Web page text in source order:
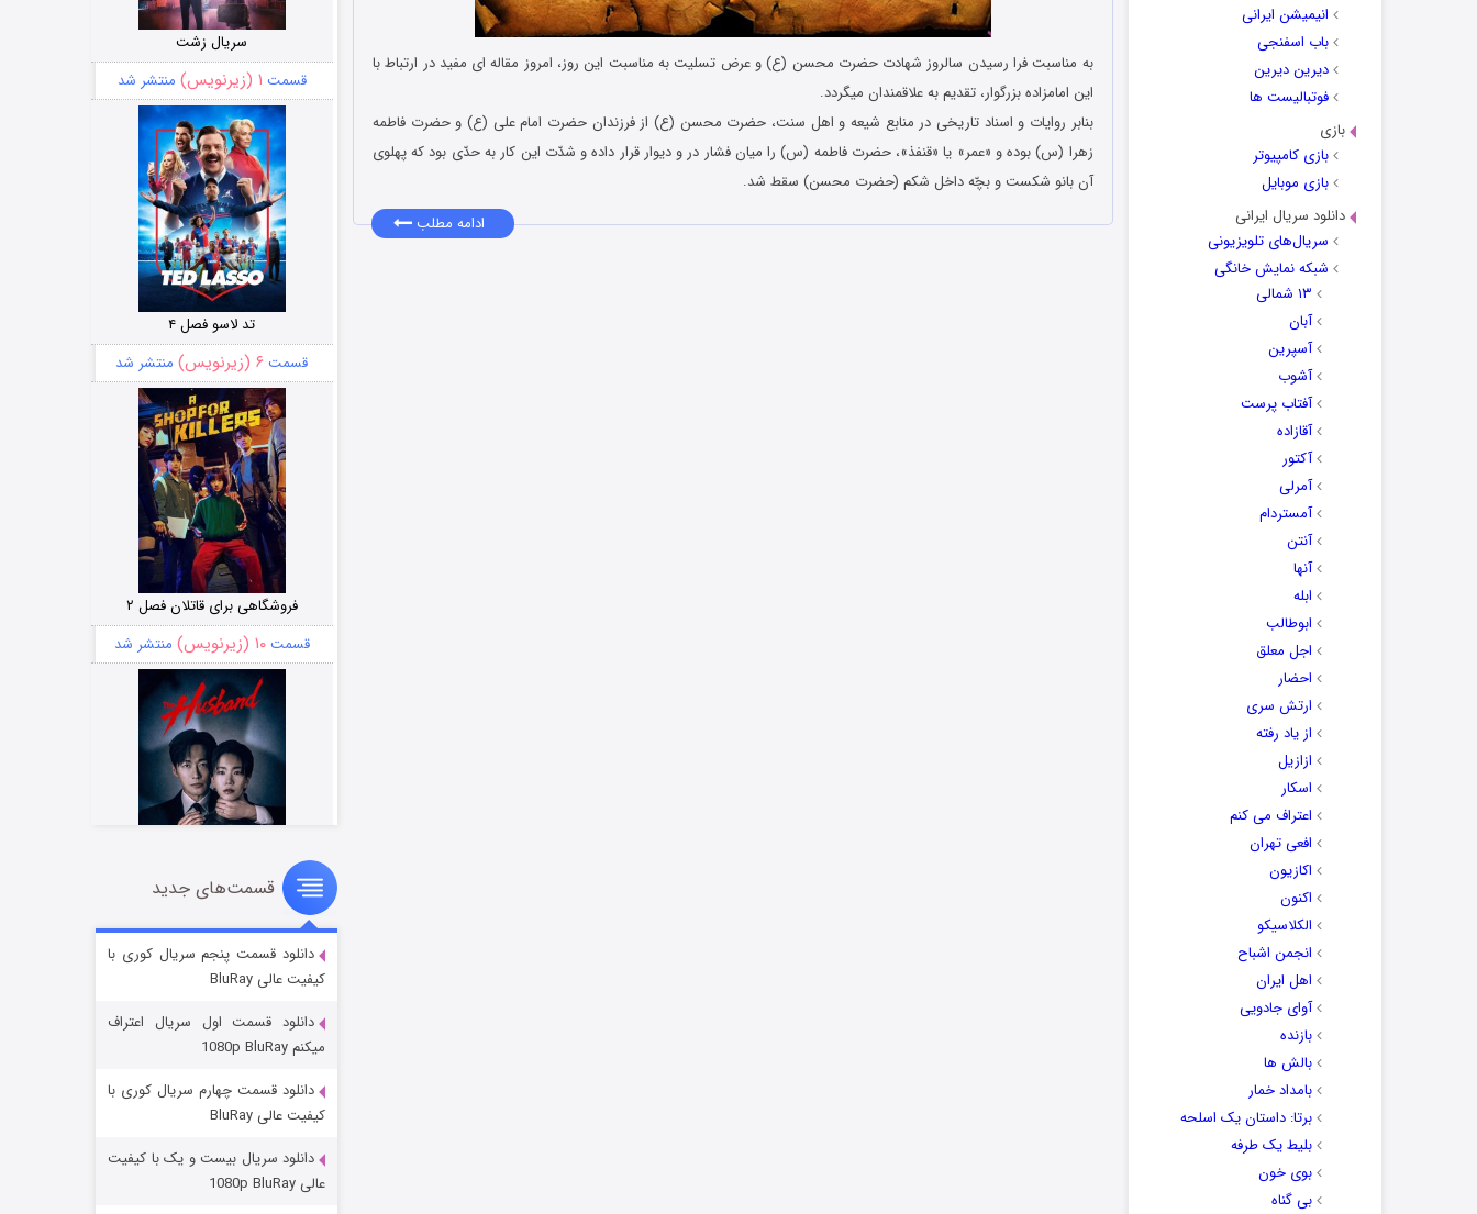
انیمیشن ایرانی
باب اسفنجی
دیرین دیرین
فوتبالیست ها
بازی
بازی کامپیوتر
بازی موبایل
دانلود سریال ایرانی
سریال‌های تلویزیونی
شبکه نمایش خانگی
۱۳ شمالی
آبان
آسپرین
آشوب
آفتاب پرست
آقازاده
آکتور
آمرلی
آمستردام
آنتن
آنها
ابله
ابوطالب
اجل معلق
احضار
ارتش سری
از یاد رفته
ازازیل
اسکار
اعتراف می کنم
افعی تهران
اکازیون
اکنون
الکلاسیکو
انجمن اشباح
اهل ایران
آوای جادویی
بازنده
بالش ها
بامداد خمار
برتا: داستان یک اسلحه
بلیط یک‌‌ طرفه
بوی خون
بی گناه
به مناسبت فرا رسیدن سالروز شهادت حضرت محسن (ع) و عرض تسلیت به مناسبت این روز، امروز مقاله ای مفید در ارتباط با
این امامزاده بزرگوار، تقدیم به علاقمندان میگردد.
بنابر روایات و اسناد تاریخی در منابع شیعه و اهل سنت، حضرت محسن (ع) از فرزندان حضرت امام علی (ع) و حضرت فاطمه
زهرا (س) بوده و «عمر» یا «قنفذ»، حضرت فاطمه (س) را میان فشار در و دیوار قرار داده و شدّت این کار به حدّى بود که پهلوى
آن بانو شکست و بچّه داخل شکم (حضرت محسن) سقط شد.
ادامه مطلب
سریال زشت
قسمت ۱ (زیرنویس) منتشر شد
تد لاسو فصل ۴
قسمت ۶ (زیرنویس) منتشر شد
فروشگاهی برای قاتلان فصل ۲
قسمت۱۰ (زیرنویس) منتشر شد
شوهر
قسمت۸ (زیرنویس) منتشر شد
عملیات آپارتمان
قسمت‌های جدید
دانلود قسمت پنجم سریال کوری با
کیفیت عالی BluRay
دانلود قسمت اول سریال اعتراف
میکنم 1080p BluRay
دانلود قسمت چهارم سریال کوری با
کیفیت عالی BluRay
دانلود سریال بیست و یک با کیفیت
عالی 1080p BluRay